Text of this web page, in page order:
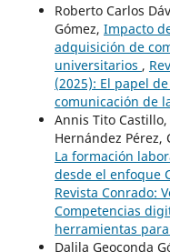
Roberto Carlos
Gómez, Impacto
adquisición de
universitarios ,
(2025): El papel
comunicación de
Annis Tito
Hernández Pérez,
La formación
desde el enfoque
Revista Conrado:
Competencias
herramientas
Dalila Geoconda